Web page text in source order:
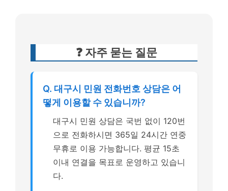
❓ 자주 묻는 질문
Q. 대구시 민원 전화번호 상담은 어
떻게 이용할 수 있습니까?
대구시 민원 상담은 국번 없이 120번
으로 전화하시면 365일 24시간 연중
무휴로 이용 가능합니다. 평균 15초
이내 연결을 목표로 운영하고 있습니
다.